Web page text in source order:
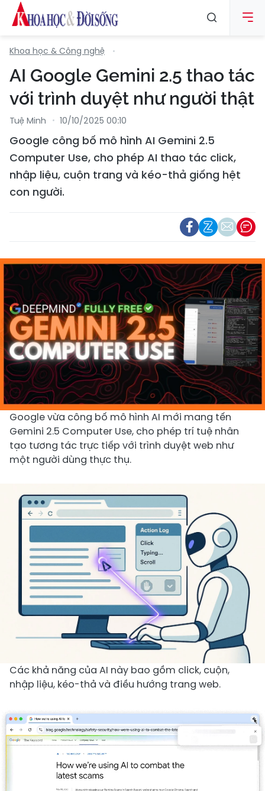
Khoa học & Công nghệ
AI Google Gemini 2.5 thao tác
với trình duyệt như người thật
Tuệ Minh 10/10/2025 00:10
Google công bố mô hình AI Gemini 2.5
Computer Use, cho phép AI thao tác click,
nhập liệu, cuộn trang và kéo-thả giống hệt
con người.
Google vừa công bố mô hình AI mới mang tến
Gemini 2.5 Computer Use, cho phép trí tuệ nhân
tạo tương tác trực tiếp với trình duyệt web như
một người dùng thực thụ.
Các khả năng của AI này bao gồm click, cuộn,
nhập liệu, kéo-thả và điều hướng trang web.